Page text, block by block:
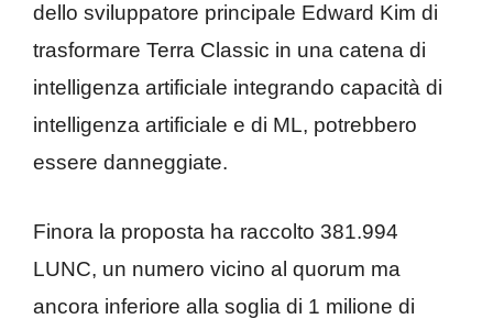
dello sviluppatore principale Edward Kim di
trasformare Terra Classic in una catena di
intelligenza artificiale integrando capacità di
intelligenza artificiale e di ML, potrebbero
essere danneggiate.
Finora la proposta ha raccolto 381.994
LUNC, un numero vicino al quorum ma
ancora inferiore alla soglia di 1 milione di